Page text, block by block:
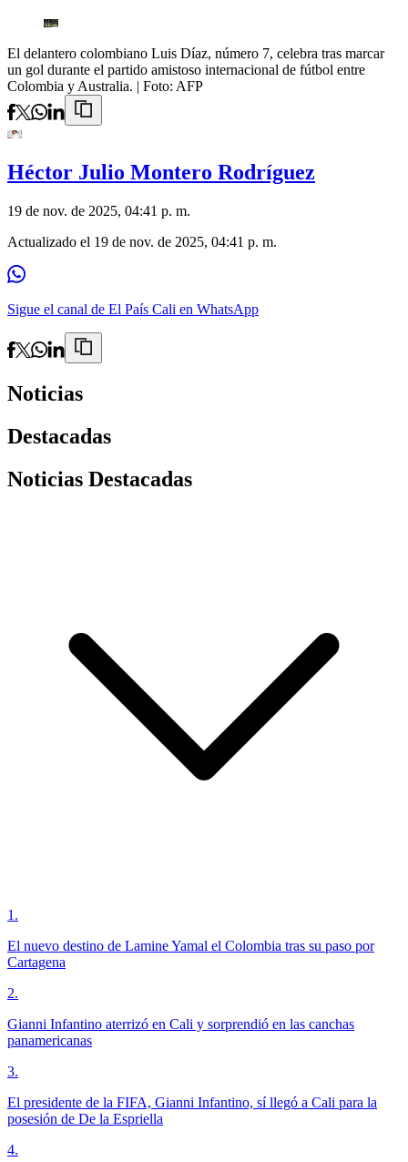
El delantero colombiano Luis Díaz, número 7, celebra tras marcar
un gol durante el partido amistoso internacional de fútbol entre
Colombia y Australia. | Foto: AFP
Héctor Julio Montero Rodríguez
19 de nov. de 2025, 04:41 p. m.
Actualizado el 19 de nov. de 2025, 04:41 p. m.
Sigue el canal de El País Cali en WhatsApp
Noticias
Destacadas
Noticias Destacadas
1 .
El nuevo destino de Lamine Yamal el Colombia tras su paso por
Cartagena
2.
Gianni Infantino aterrizó en Cali y sorprendió en las canchas
panamericanas
3.
El presidente de la FIFA, Gianni Infantino, sí llegó a Cali para la
posesión de De la Espriella
4.